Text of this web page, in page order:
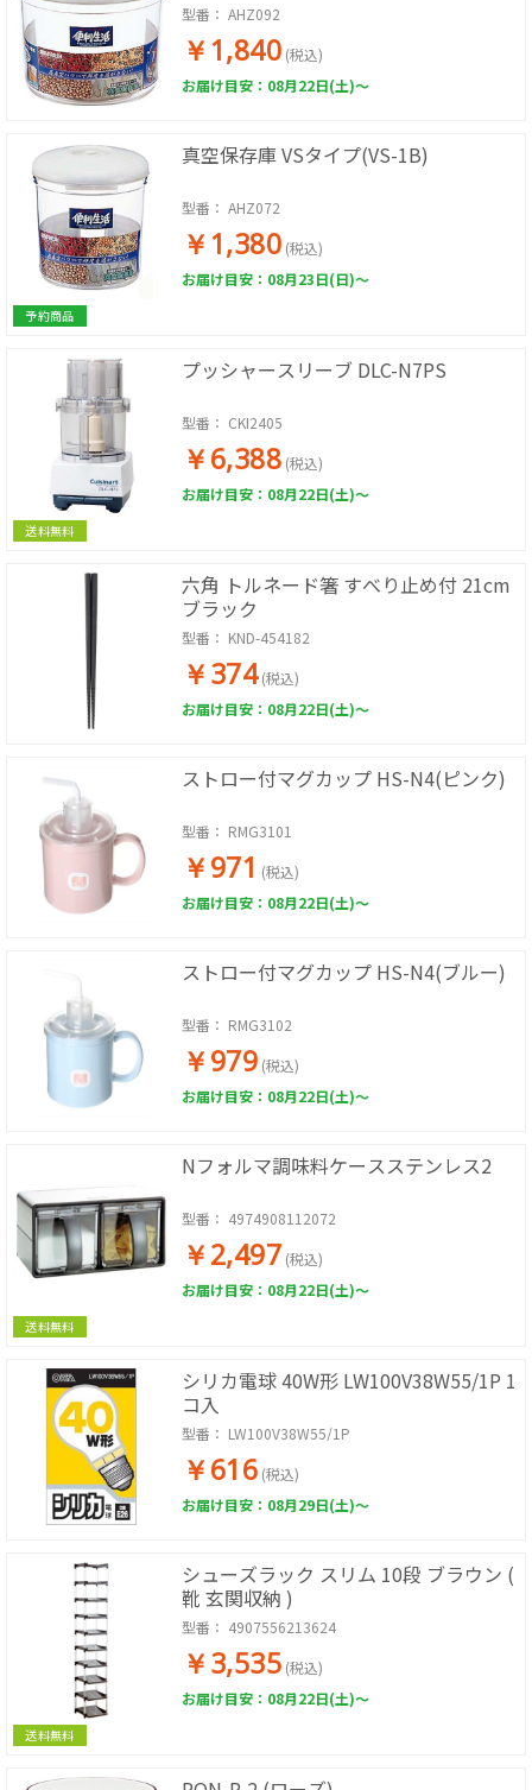
型番： AHZ092
￥1,840 (税込)
お届け目安：08月22日(土)～
予約商品
真空保存庫 VSタイプ(VS-1B)
型番： AHZ072
￥1,380 (税込)
お届け目安：08月23日(日)～
送料無料
プッシャースリーブ DLC-N7PS
型番： CKI2405
￥6,388 (税込)
お届け目安：08月22日(土)～
六角 トルネード箸 すべり止め付 21cm
ブラック
型番： KND-454182
￥374 (税込)
お届け目安：08月22日(土)～
ストロー付マグカップ HS-N4(ピンク)
型番： RMG3101
￥971 (税込)
お届け目安：08月22日(土)～
ストロー付マグカップ HS-N4(ブルー)
型番： RMG3102
￥979 (税込)
お届け目安：08月22日(土)～
送料無料
Nフォルマ調味料ケースステンレス2
型番： 4974908112072
￥2,497 (税込)
お届け目安：08月22日(土)～
シリカ電球 40W形 LW100V38W55/1P 1
コ入
型番： LW100V38W55/1P
￥616 (税込)
お届け目安：08月29日(土)～
送料無料
シューズラック スリム 10段 ブラウン (
靴 玄関収納 )
型番： 4907556213624
￥3,535 (税込)
お届け目安：08月22日(土)～